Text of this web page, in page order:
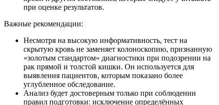
при оценке результатов.
Важные рекомендации:
Несмотря на высокую информативность, тест на
скрытую кровь не заменяет колоноскопию, признанную
«золотым стандартом» диагностики при подозрении на
рак прямой и толстой кишки. Он используется для
выявления пациентов, которым показано более
углубленное обследование.
Анализ будет достоверным только при соблюдении
правил подготовки: исключение определённых